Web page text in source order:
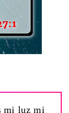
mi luz mi